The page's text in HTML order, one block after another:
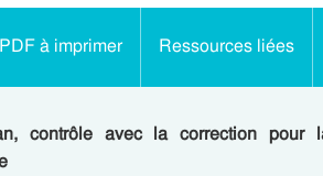
PDF à imprimer Ressources liées
contrôle avec la correction